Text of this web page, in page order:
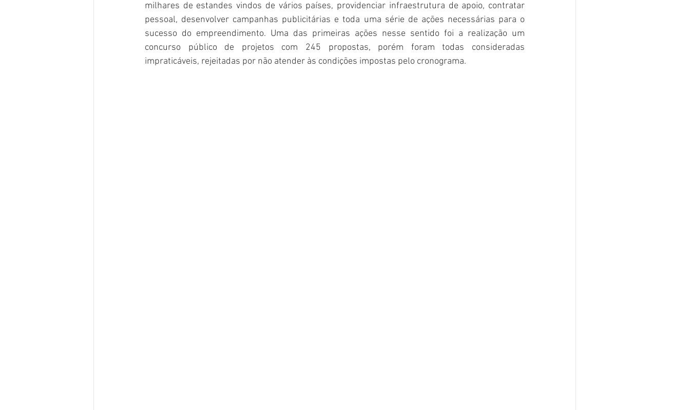
milhares de estandes vindos de vários países, providenciar infraestrutura de apoio, contratar
pessoal, desenvolver campanhas publicitárias e toda uma série de ações necessárias para o
sucesso do empreendimento. Uma das primeiras ações nesse sentido foi a realização um
concurso público de projetos com 245 propostas, porém foram todas consideradas
impraticáveis, rejeitadas por não atender às condições impostas pelo cronograma.